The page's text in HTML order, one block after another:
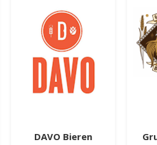
DAVO Bieren